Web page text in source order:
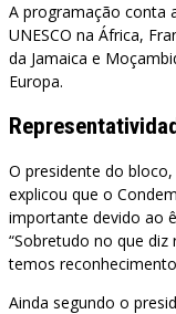
A programação conta
UNESCO na África,
da Jamaica e
Europa.
O presidente do
explicou que o
importante devido ao
“Sobretudo no que
temos
Ainda segundo o